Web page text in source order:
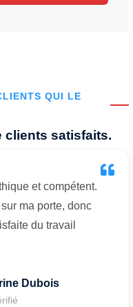
QUI LE
clients satisfaits.
et compétent.
ma porte, donc
du travail
Dubois